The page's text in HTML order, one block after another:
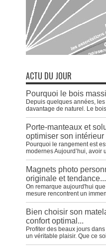
ACTU DU JOUR
Pourquoi le bois
Depuis quelques années,
davantage de naturel. Le
Porte-manteaux et
optimiser son intérieur
Pourquoi le rangement est
modernes Aujourd’hui, avoir
Magnets photo
originale et tendance...
On remarque aujourd'hui
mesure rencontrent un
Bien choisir son
confort optimal...
Profiter des beaux jours
un véritable plaisir. Que ce